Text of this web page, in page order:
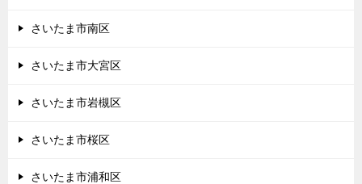
さいたま市南区
さいたま市大宮区
さいたま市岩槻区
さいたま市桜区
さいたま市浦和区